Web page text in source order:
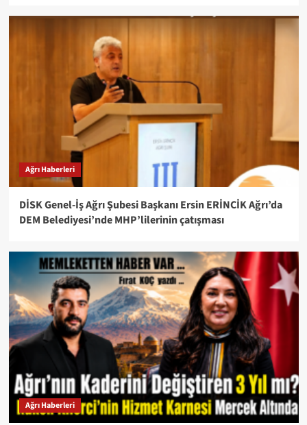
Ağrı Haberleri
DİSK Genel-İş Ağrı Şubesi Başkanı Ersin ERİNCİK Ağrı’da
DEM Belediyesi’nde MHP’lilerinin çatışması
Ağrı Haberleri